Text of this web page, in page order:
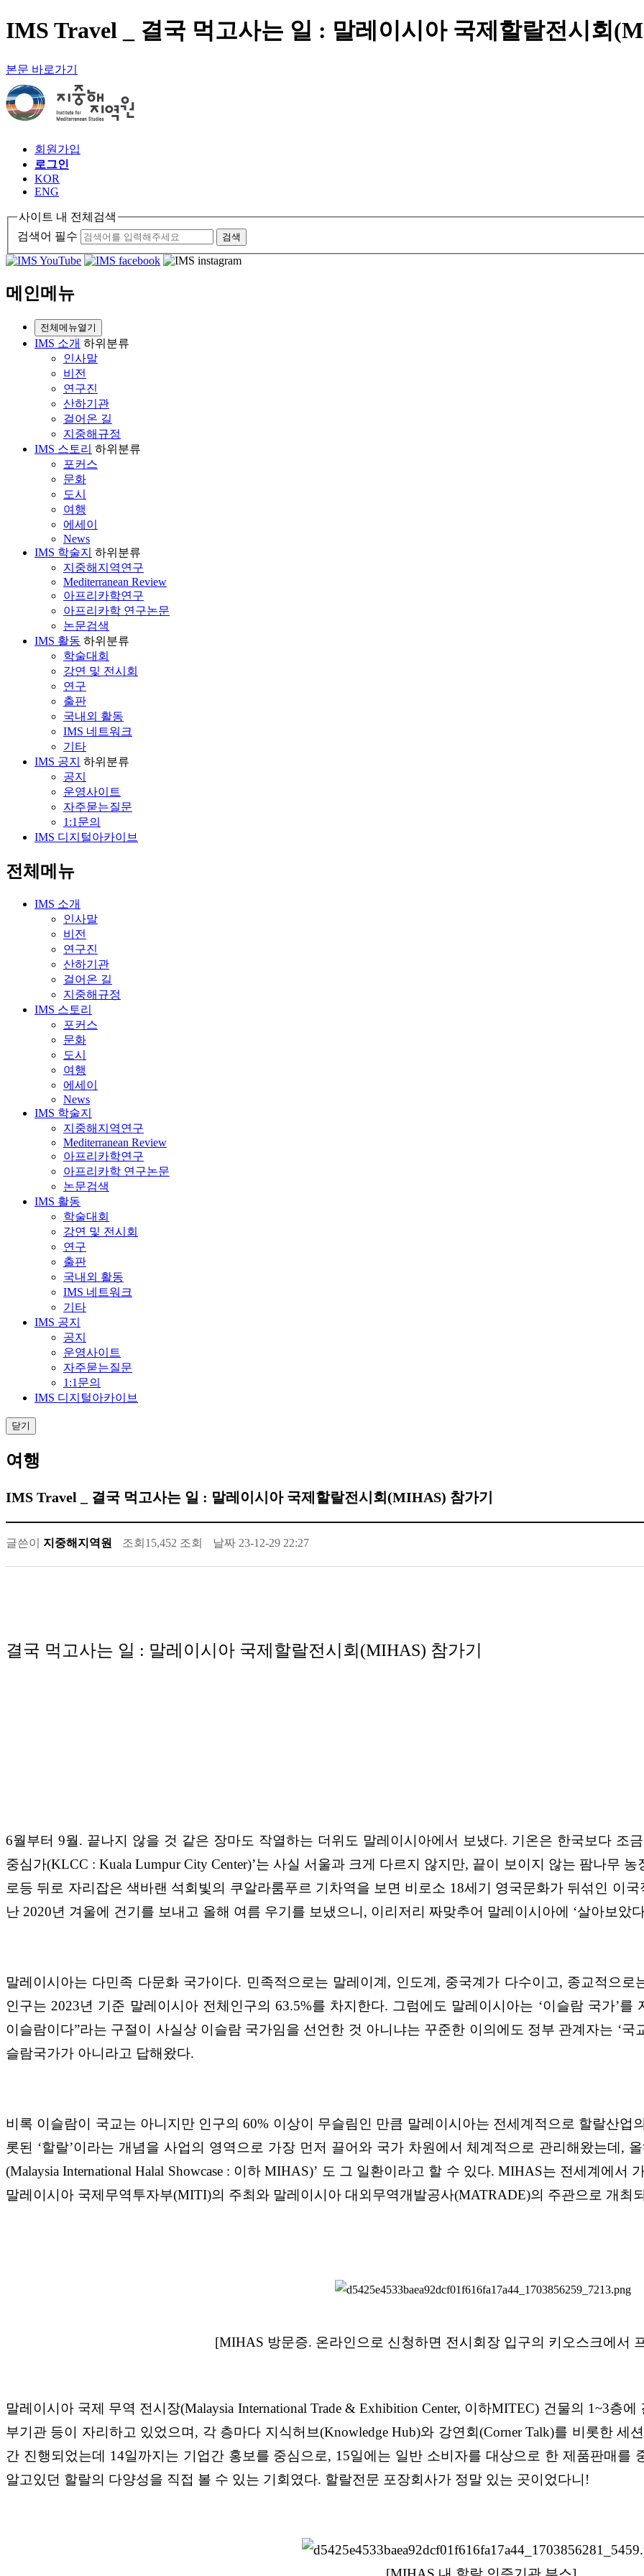
IMS Travel _ 결국 먹고사는 일 : 말레이시아 국제할랄전시회
본문 바로가기
회원가입
로그인
KOR
ENG
사이트 내 전체검색
검색어 필수
검색
메인메뉴
전체메뉴열기
IMS 소개 하위분류
인사말
비전
연구진
산하기관
걸어온 길
지중해규정
IMS 스토리 하위분류
포커스
문화
도시
여행
에세이
News
IMS 학술지 하위분류
지중해지역연구
Mediterranean Review
아프리카학연구
아프리카학 연구논문
논문검색
IMS 활동 하위분류
학술대회
강연 및 전시회
연구
출판
국내외 활동
IMS 네트워크
기타
IMS 공지 하위분류
공지
운영사이트
자주묻는질문
1:1문의
IMS 디지털아카이브
전체메뉴
IMS 소개
인사말
비전
연구진
산하기관
걸어온 길
지중해규정
IMS 스토리
포커스
문화
도시
여행
에세이
News
IMS 학술지
지중해지역연구
Mediterranean Review
아프리카학연구
아프리카학 연구논문
논문검색
IMS 활동
학술대회
강연 및 전시회
연구
출판
국내외 활동
IMS 네트워크
기타
IMS 공지
공지
운영사이트
자주묻는질문
1:1문의
IMS 디지털아카이브
닫기
여행
IMS Travel _ 결국 먹고사는 일 : 말레이시아 국제할랄전시회(MIHAS) 참가기
글쓴이 지중해지역원 조회 15,452 조회 날짜 23-12-29 22:27
결국 먹고사는 일 : 말레이시아 국제할랄전시회(MIHAS) 참가기
6월부터 9월. 끝나지 않을 것 같은 장마도 작열하는 더위도 말레이시아에서 보냈다. 기온은 한국보다 조
중심가(KLCC : Kuala Lumpur City Center)’는 사실 서울과 크게 다르지 않지만, 끝이 보이지 않는 팜나무
로등 뒤로 자리잡은 색바랜 석회빛의 쿠알라룸푸르 기차역을 보면 비로소 18세기 영국문화가 뒤섞인 이
난 2020년 겨울에 건기를 보내고 올해 여름 우기를 보냈으니, 이리저리 짜맞추어 말레이시아에 ‘살아보았
말레이시아는 다민족 다문화 국가이다. 민족적으로는 말레이계, 인도계, 중국계가 다수이고, 종교적으
인구는 2023년 기준 말레이시아 전체인구의 63.5%를 차지한다. 그럼에도 말레이시아는 ‘이슬람 국가’
이슬람이다”라는 구절이 사실상 이슬람 국가임을 선언한 것 아니냐는 꾸준한 이의에도 정부 관계자는 ‘국
슬람국가가 아니라고 답해왔다.
비록 이슬람이 국교는 아니지만 인구의 60% 이상이 무슬림인 만큼 말레이시아는 전세계적으로 할랄산업
롯된 ‘할랄’이라는 개념을 사업의 영역으로 가장 먼저 끌어와 국가 차원에서 체계적으로 관리해왔는데,
(Malaysia International Halal Showcase : 이하 MIHAS)’ 도 그 일환이라고 할 수 있다. MIHAS는 전세계에
말레이시아 국제무역투자부(MITI)의 주최와 말레이시아 대외무역개발공사(MATRADE)의 주관으로 개최
[MIHAS 방문증. 온라인으로 신청하면 전시회장 입구의 키오스크에서
말레이시아 국제 무역 전시장(Malaysia International Trade & Exhibition Center, 이하MITEC) 건물의 1~3층
부기관 등이 자리하고 있었으며, 각 층마다 지식허브(Knowledge Hub)와 강연회(Corner Talk)를 비롯한 세
간 진행되었는데 14일까지는 기업간 홍보를 중심으로, 15일에는 일반 소비자를 대상으로 한 제품판매를
알고있던 할랄의 다양성을 직접 볼 수 있는 기회였다. 할랄전문 포장회사가 정말 있는 곳이었다니!